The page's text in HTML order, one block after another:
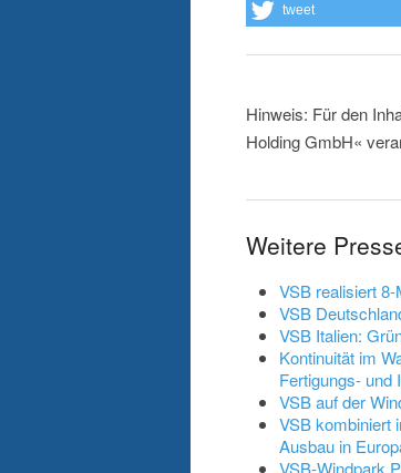
tweet
Hinweis: Für den
Holding GmbH«
Weitere
VSB realisiert
VSB
VSB Italien:
Kontinuität im
Fertigungs- und
VSB auf der
VSB kombiniert
Ausbau in
VSB-Windpark